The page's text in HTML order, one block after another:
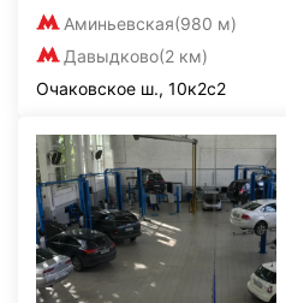
Аминьевская(980 м)
Давыдково(2 км)
Очаковское ш., 10к2с2